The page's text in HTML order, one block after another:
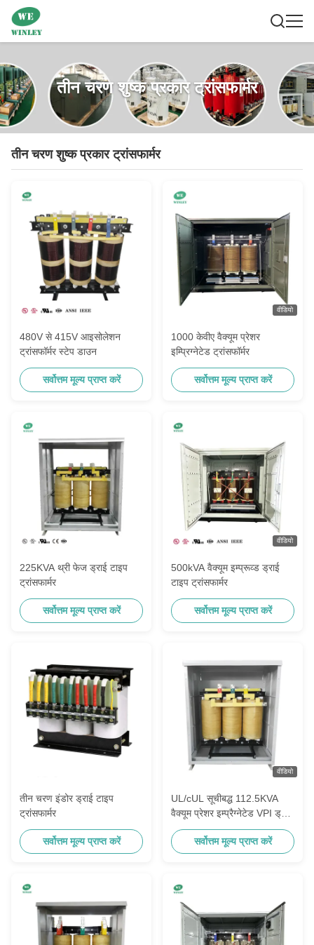
तीन चरण शुष्क प्रकार ट्रांसफार्मर
तीन चरण शुष्क प्रकार ट्रांसफार्मर
480V से 415V आइसोलेशन
ट्रांसफॉर्मर स्टेप डाउन
सर्वोत्तम मूल्य प्राप्त करें
वीडियो
1000 केवीए वैक्यूम प्रेशर
इम्प्रिग्नेटेड ट्रांसफॉर्मर
सर्वोत्तम मूल्य प्राप्त करें
225KVA थ्री फेज ड्राई टाइप
ट्रांसफार्मर
सर्वोत्तम मूल्य प्राप्त करें
वीडियो
500kVA वैक्यूम इम्प्रूव्ड ड्राई
टाइप ट्रांसफार्मर
सर्वोत्तम मूल्य प्राप्त करें
तीन चरण इंडोर ड्राई टाइप
ट्रांसफार्मर
सर्वोत्तम मूल्य प्राप्त करें
वीडियो
UL/cUL सूचीबद्ध 112.5KVA
वैक्यूम प्रेशर इम्प्रैग्नेटेड VPI ड्राई
टाइप ट्रांसफॉर्मर 240V से 480V
DOE 2016 को पूरा करता है
सर्वोत्तम मूल्य प्राप्त करें